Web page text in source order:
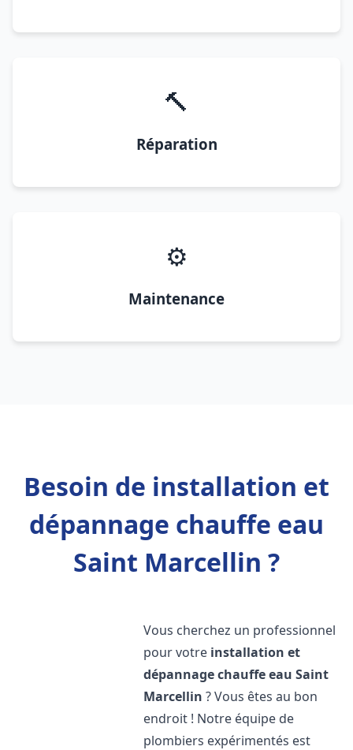
🔨
Réparation
⚙️
Maintenance
Besoin de installation et
dépannage chauffe eau
Saint Marcellin ?
Vous cherchez un professionnel
pour votre installation et
dépannage chauffe eau Saint
Marcellin ? Vous êtes au bon
endroit ! Notre équipe de
plombiers expérimentés est